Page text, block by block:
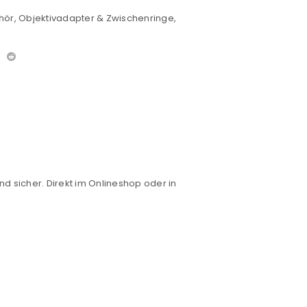
, Objektivadapter & Zwischenringe,
sicher. Direkt im Onlineshop oder in